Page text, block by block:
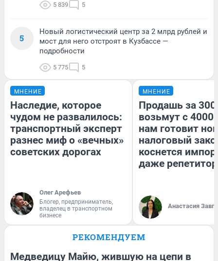
5 839 5
5
Новый логистический центр за 2 млрд рублей и
мост для него отстроят в Кузбассе —
подробности
5 775 5
МНЕНИЕ
Наследие, которое
чудом не развалилось:
транспортный эксперт
разнес миф о «вечных»
советских дорогах
Олег Арефьев
Блогер, предприниматель,
владелец в транспортном
бизнесе
МНЕНИЕ
Продашь за
возьмут с
нам готовит
налоговый
коснется
даже
Анастасия
РЕКОМЕНДУЕМ
Медведицу Майю, жившую на цепи в